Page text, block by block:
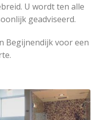
U wordt ten alle
geadviseerd.
Begijnendijk voor een